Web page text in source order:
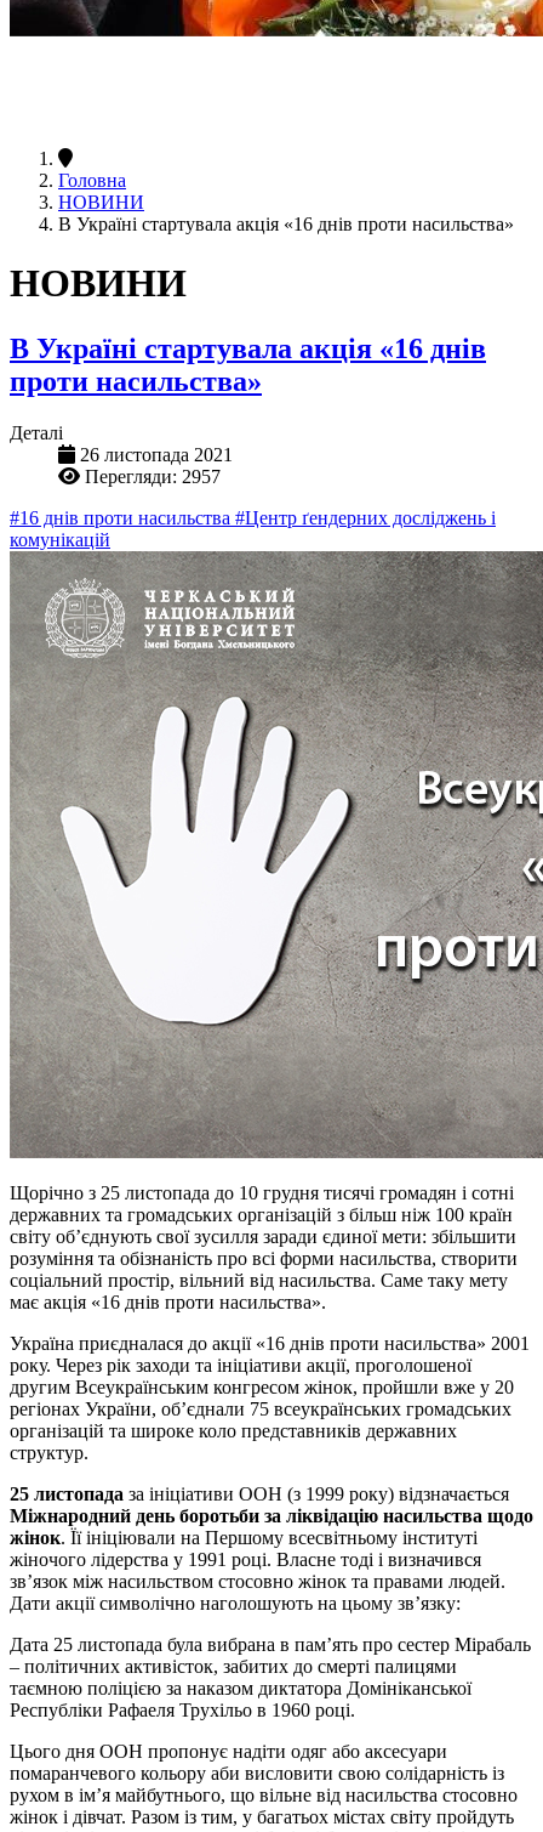
Головна
НОВИНИ
В Україні стартувала акція «16 днів проти насильства»
НОВИНИ
В Україні стартувала акція «16 днів
проти насильства»
Деталі
26 листопада 2021
Перегляди: 2957
#16 днів проти насильства #Центр ґендерних досліджень і
комунікацій
Щорічно з 25 листопада до 10 грудня тисячі громадян і сотні
державних та громадських організацій з більш ніж 100 країн
світу об’єднують свої зусилля заради єдиної мети: збільшити
розуміння та обізнаність про всі форми насильства, створити
соціальний простір, вільний від насильства. Саме таку мету
має акція «16 днів проти насильства».
Україна приєдналася до акції «16 днів проти насильства» 2001
року. Через рік заходи та ініціативи акції, проголошеної
другим Всеукраїнським конгресом жінок, пройшли вже у 20
регіонах України, об’єднали 75 всеукраїнських громадських
організацій та широке коло представників державних
структур.
25 листопада за ініціативи ООН (з 1999 року) відзначається
Міжнародний день боротьби за ліквідацію насильства щодо
жінок. Її ініціювали на Першому всесвітньому інституті
жіночого лідерства у 1991 році. Власне тоді і визначився
зв’язок між насильством стосовно жінок та правами людей.
Дати акції символічно наголошують на цьому зв’язку:
Дата 25 листопада була вибрана в пам’ять про сестер Мірабаль
– політичних активісток, забитих до смерті палицями
таємною поліцією за наказом диктатора Домініканської
Республіки Рафаеля Трухільо в 1960 році.
Цього дня ООН пропонує надіти одяг або аксесуари
помаранчевого кольору аби висловити свою солідарність із
рухом в ім’я майбутнього, що вільне від насильства стосовно
жінок і дівчат. Разом із тим, у багатьох містах світу пройдуть